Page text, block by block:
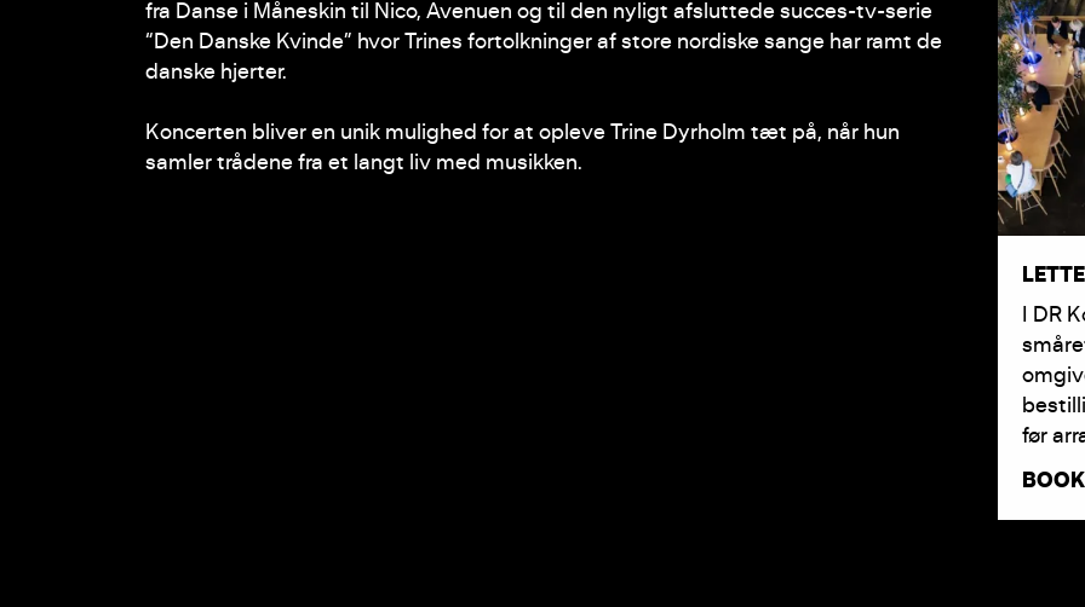
fra Danse i Måneskin til Nico, Avenuen og til den nyligt afsluttede succes-tv-serie
“Den Danske Kvinde” hvor Trines fortolkninger af store nordiske sange har ramt de
danske hjerter.
Koncerten bliver en unik mulighed for at opleve Trine Dyrholm tæt på, når hun
samler trådene fra et langt liv med musikken.
I DR
før